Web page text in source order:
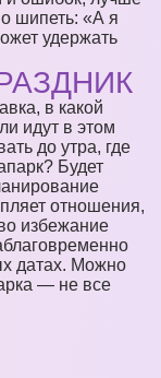
шипеть: «А я
удержать
в какой
идут в этом
до утра, где
Будет
отношения,
избежание
датах. Можно
— не все